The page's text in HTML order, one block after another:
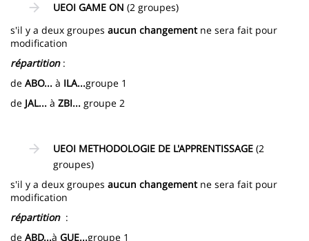
UEOI GAME ON (2 groupes)
s'il y a deux groupes aucun changement ne sera fait pour
modification
répartition:
de ABO... à ILA...groupe 1
de JAL... à ZBI... groupe 2
UEOI METHODOLOGIE DE L'APPRENTISSAGE (2
groupes)
s'il y a deux groupes aucun changementne sera fait pour
modification
répartition:
de ABD...à GUE...groupe 1